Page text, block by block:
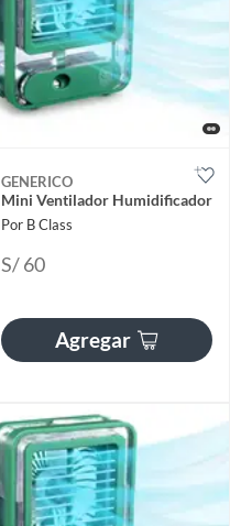
GENERICO
Mini Ventilador Humidificador
Por B Class
S/ 60
Agregar